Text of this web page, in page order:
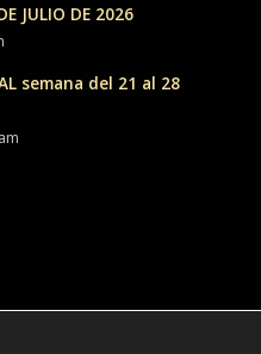
JULIO DE 2026
semana del 21 al 28